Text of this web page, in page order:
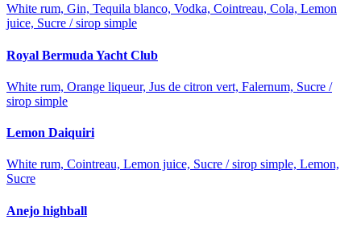
White rum, Gin, Tequila blanco, Vodka, Cointreau, Cola, Lemon
juice, Sucre / sirop simple
Royal Bermuda Yacht Club
White rum, Orange liqueur, Jus de citron vert, Falernum, Sucre /
sirop simple
Lemon Daiquiri
White rum, Cointreau, Lemon juice, Sucre / sirop simple, Lemon,
Sucre
Anejo highball